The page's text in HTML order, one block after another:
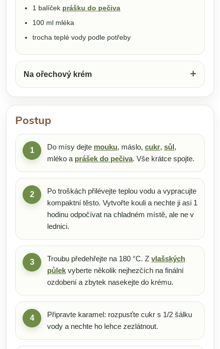
1 balíček prášku do pečiva
100 ml mléka
trocha teplé vody podle potřeby
Na ořechový krém
Postup
1 Do mísy dejte mouku, máslo, cukr, sůl,
mléko a prášek do pečiva. Vše krátce spojte.
2
Po troškách přilévejte teplou vodu a vypracujte
kompaktní těsto. Vytvořte kouli a nechte ji asi 1
hodinu odpočívat na chladném místě, ale ne v
lednici.
3 Troubu předehřejte na 180 °C. Z vlašských
půlek vyberte několik nejhezčích na finální
ozdobení a zbytek nasekejte do krému.
4
Připravte karamel: rozpusťte cukr s 1/2 šálku
vody a nechte ho lehce zezlátnout.